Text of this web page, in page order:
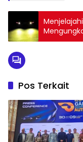
untuk
Pos Terkait